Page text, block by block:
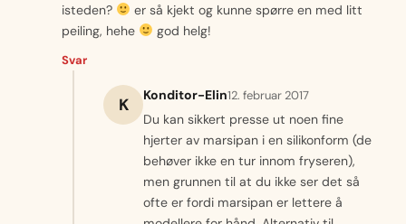
isteden?
er så kjekt og kunne spørre en med litt
peiling, hehe
god helg!
Svar
K Konditor-Elin12. februar 2017
Du kan sikkert presse ut noen fine
hjerter av marsipan i en silikonform (de
behøver ikke en tur innom fryseren),
men grunnen til at du ikke ser det så
ofte er fordi marsipan er lettere å